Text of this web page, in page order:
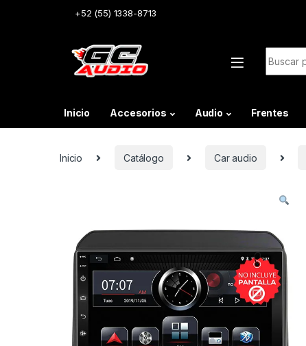
+52 (55) 1338-8713
Inicio Accesorios Audio Frentes
Inicio Catálogo Car audio